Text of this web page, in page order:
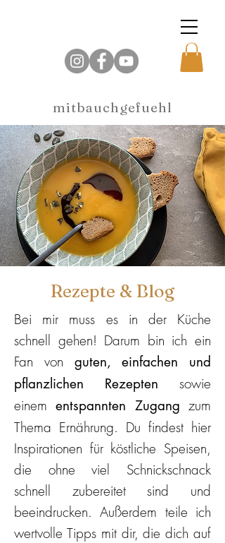
mitbauchgefuehl
Rezepte & Blog
Bei mir muss es in der Küche
schnell gehen! Darum bin ich ein
Fan von guten, einfachen und
pflanzlichen Rezepten sowie
einementspannten Zugang zum
Thema Ernährung. Du findest hier
Inspirationen für köstliche Speisen,
die ohne viel Schnickschnack
schnell zubereitet sind und
beeindrucken. Außerdem teile ich
wertvolle Tipps mit dir, die dich auf